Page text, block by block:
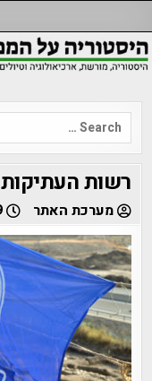
to
content
Search
for:
רשות העתיקות
מערכת האתר 22/11/2019